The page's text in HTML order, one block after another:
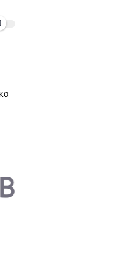
SOROTI KEBOCORAN PAJAK,